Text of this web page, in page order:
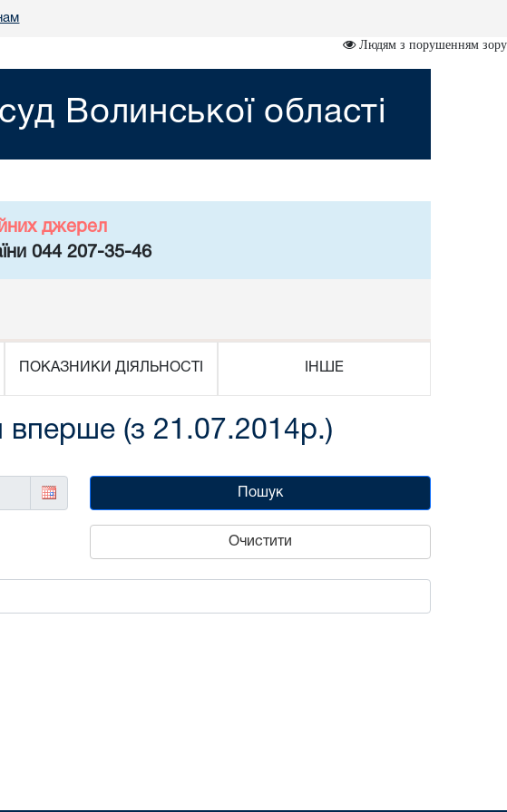
Людям з порушенням зору
Волинської області
джерел
044 207-35-46
ПОКАЗНИКИ ДІЯЛЬНОСТІ ІНШЕ
вперше (з 21.07.2014р.)
Пошук
Очистити